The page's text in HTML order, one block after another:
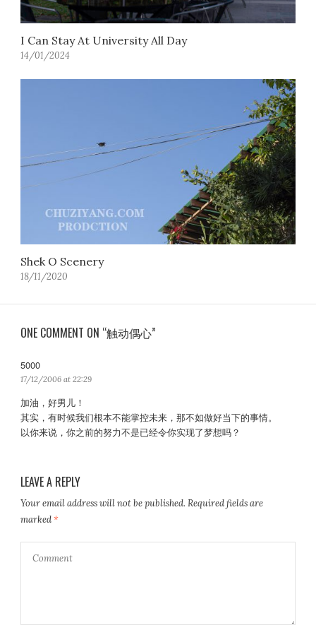
I Can Stay At University All Day
14/01/2024
Shek O Scenery
18/11/2020
ONE COMMENT ON “触动偶心”
5000
a
s
:
17/12/2006 at 22:29
加油，好男儿！
其实，有时候我们根本不能掌控未来，那不如做好当下的事情。
以你来说，你之前的努力不是已经令你实现了梦想吗？
LEAVE A REPLY
Your email address will not be published. Required fields are
marked*